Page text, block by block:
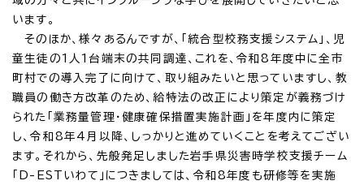
います。
そのほか、様々あるんですが、「統合型校務支援システム」、児
童生徒の1人1台端末の共同調達、これを、令和8年度中に全市
町村での導入完了に向けて、取り組みたいと思っていますし、教
職員の働き方改革のため、給特法の改正により策定が義務づけ
られた「業務量管理・健康確保措置実施計画」を年度内に策定
し、令和8年4月以降、しっかりと進めていくことを考えてござい
ます。それから、先般発足しました岩手県災害時学校支援チーム
「D-ESTいわて」につきましては、令和8年度も研修等を実施